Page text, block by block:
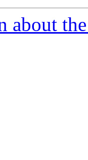
about